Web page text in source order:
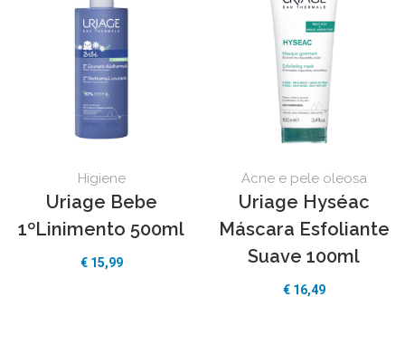
Higiene
Uriage Bebe
1ºLinimento 500ml
€ 15,99
Acne e pele oleosa
Uriage Hyséac
Máscara Esfoliante
Suave 100ml
€ 16,49